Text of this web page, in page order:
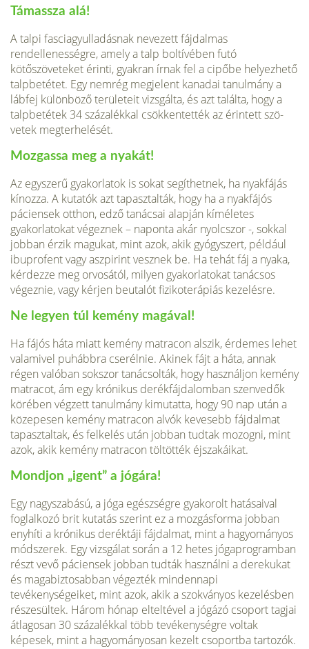
Támassza alá!
A talpi fasciagyulladásnak nevezett fájdalmas
rendellenességre, amely a talp boltívében futó
kötőszöveteket érinti, gyakran írnak fel a cipőbe helyezhető
talpbetétet. Egy nemrég megjelent kanadai tanulmány a
lábfej különböző területeit vizsgálta, és azt találta, hogy a
talpbetétek 34 százalékkal csökkentették az érintett szö­
vetek megterhelését.
Mozgassa meg a nyakát!
Az egyszerű gyakorlatok is sokat segíthetnek, ha nyak­fájás
kínozza. A kutatók azt tapasztalták, hogy ha a nyakfájós
páciensek otthon, edző tanácsai alapján kíméletes
gyakorlatokat végeznek – naponta akár nyolcszor -, sokkal
jobban érzik magukat, mint azok, akik gyógyszert, például
ibuprofent vagy aszpirint vesznek be. Ha tehát fáj a nyaka,
kérdezze meg orvosától, milyen gyakorlatokat taná­csos
végeznie, vagy kérjen beutalót fiziko­terápiás kezelésre.
Ne legyen túl kemény magával!
Ha fájós háta miatt kemény matracon alszik, ér­demes lehet
valamivel puhábbra cserélnie. Akinek fájt a háta, annak
régen valóban sok­szor tanácsolták, hogy használjon kemény
matracot, ám egy krónikus derékfájdalom­ban szenvedők
körében végzett tanulmány kimutatta, hogy 90 nap után a
közepesen kemény matracon alvók kevesebb fájdalmat
tapasztaltak, és felkelés után jobban tudtak mozogni, mint
azok, akik kemény matracon töltötték éjszakáikat.
Mondjon „igent” a jógára!
Egy nagy­szabású, a jóga egészségre gyakorolt hatásai­val
foglalkozó brit kutatás szerint ez a moz­gásforma jobban
enyhíti a krónikus deréktáji fájdalmat, mint a hagyományos
módszerek. Egy vizsgálat során a 12 hetes jógaprogram­ban
részt vevő páciensek jobban tudták hasz­nálni a derekukat
és magabiztosabban végezték mindennapi
tevékenységeiket, mint azok, akik a szokványos kezelésben
részesül­tek. Három hónap elteltével a jógázó csoport tagjai
átlagosan 30 százalékkal több tevé­kenységre voltak
képesek, mint a hagyomá­nyosan kezelt csoportba tartozók.